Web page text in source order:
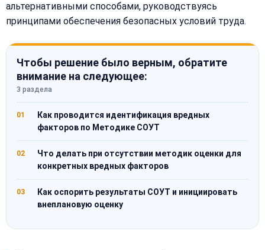
альтернативными способами, руководствуясь
принципами обеспечения безопасных условий труда.
Чтобы решение было верным, обратите
внимание на следующее:
3 раздела
01
Как проводится идентификация вредных
факторов по Методике СОУТ
02
Что делать при отсутствии методик оценки для
конкретных вредных факторов
03
Как оспорить результаты СОУТ и инициировать
внеплановую оценку